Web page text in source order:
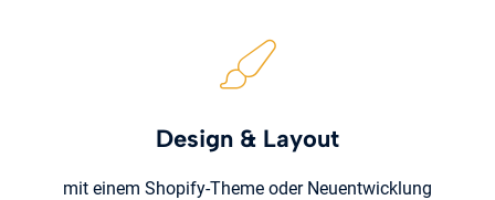
Design & Layout
mit einem Shopify-Theme oder Neuentwicklung